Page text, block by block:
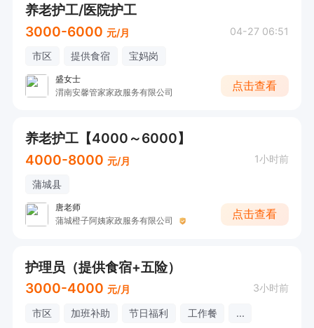
养老护工/医院护工
3000-6000 元/月 04-27 06:51
市区 提供食宿 宝妈岗
盛女士
渭南安馨管家家政服务有限公司
点击查看
养老护工【4000～6000】
4000-8000 元/月 1小时前
蒲城县
唐老师
蒲城橙子阿姨家政服务有限公司
点击查看
护理员（提供食宿+五险）
3000-4000 元/月 3小时前
市区 加班补助 节日福利 工作餐 ...